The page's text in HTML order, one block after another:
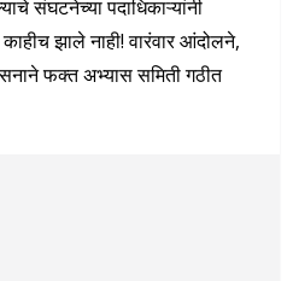
संघटनेच्या पदाधिकाऱ्यांनी
काहीच झाले नाही! वारंवार आंदोलने,
फक्त अभ्यास समिती गठीत